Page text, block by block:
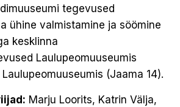
tegevused
ühine valmistamine ja söömine
kesklinna
Laulupeomuuseumis
(Jaama 14).
Marju Loorits, Katrin Välja,